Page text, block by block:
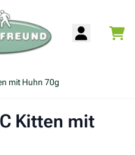
mit Huhn 70g
Kitten mit